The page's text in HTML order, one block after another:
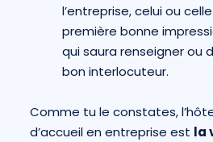
l’entreprise, celui ou
première bonne
qui saura renseigner ou
bon interlocuteur.
Comme tu le constates,
d’accueil en entreprise est la